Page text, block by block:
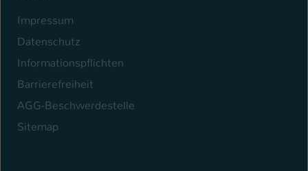
Impressum
Datenschutz
Informationspflichten
Barrierefreiheit
AGG-Beschwerdestelle
Sitemap